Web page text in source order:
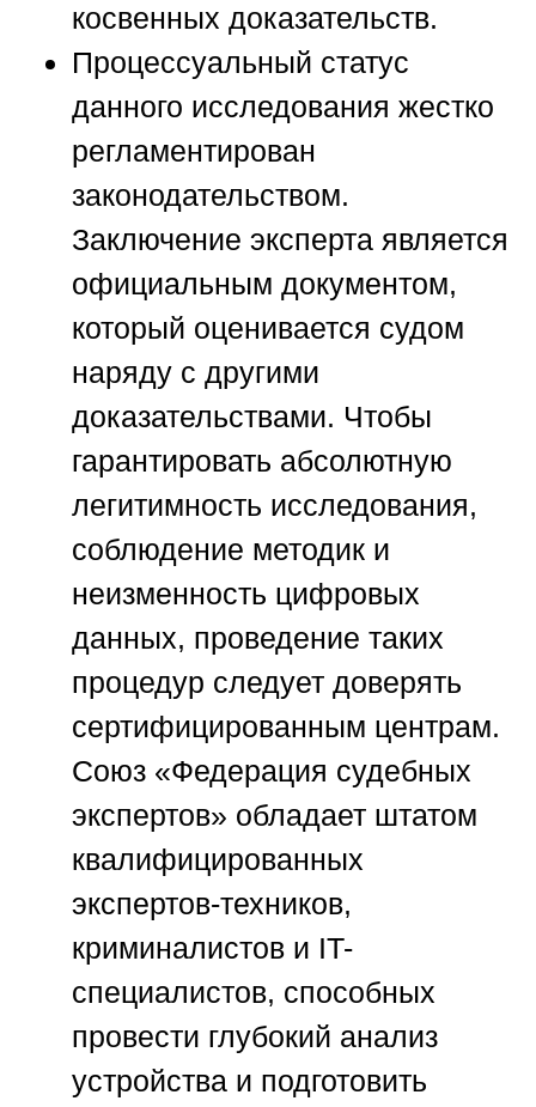
косвенных доказательств.
Процессуальный статус
данного исследования жестко
регламентирован
законодательством.
Заключение эксперта является
официальным документом,
который оценивается судом
наряду с другими
доказательствами. Чтобы
гарантировать абсолютную
легитимность исследования,
соблюдение методик и
неизменность цифровых
данных, проведение таких
процедур следует доверять
сертифицированным центрам.
Союз «Федерация судебных
экспертов» обладает штатом
квалифицированных
экспертов-техников,
криминалистов и IT-
специалистов, способных
провести глубокий анализ
устройства и подготовить